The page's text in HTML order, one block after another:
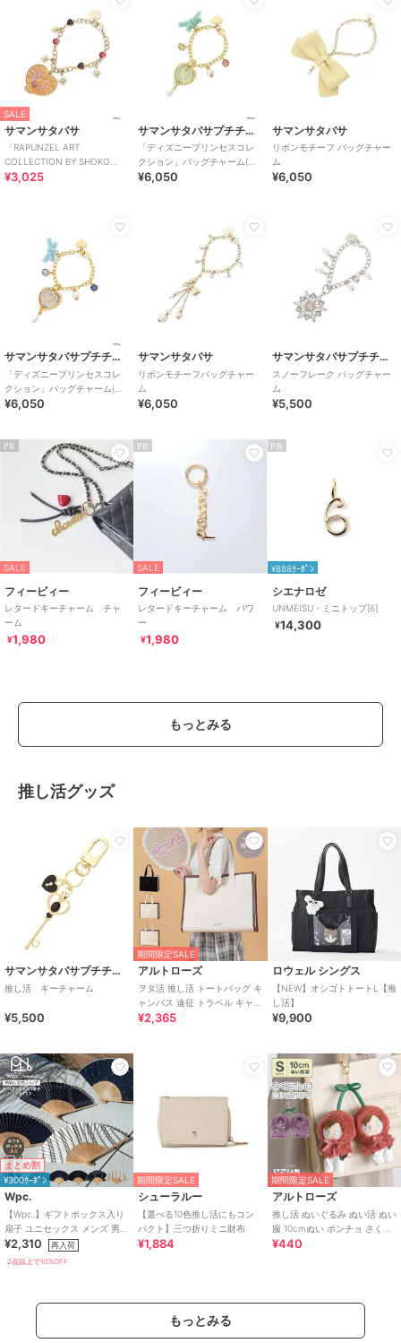
SALE
サマンサタバサ
「RAPUNZEL ART
COLLECTION BY SHOKO
NAKAGAWA」バッグチャーム
¥3,025
サマンサタバサプチチョイス
「ディズニープリンセスコレ
クション」バッグチャーム(ア
リエル)
¥6,050
サマンサタバサ
リボンモチーフ バッグチャー
ム
¥6,050
サマンサタバサプチチョイス
「ディズニープリンセスコレ
クション」バッグチャーム(シ
ンデレラ)
¥6,050
サマンサタバサ
リボンモチーフバッグチャー
ム
¥6,050
サマンサタバサプチチョイス
スノーフレーク バッグチャー
ム
¥5,500
PR
SALE
フィービィー
レタードキーチャーム チャ
ーム
¥1,980
PR
SALE
フィービィー
レタードキーチャーム パワ
ー
¥1,980
PR
¥888ｸｰﾎﾟﾝ
シエナロゼ
UNMEISU・ミニトップ[6]
¥14,300
もっとみる
推し活グッズ
サマンサタバサプチチョイス
推し活 キーチャーム
¥5,500
期間限定SALE
アルトローズ
ヲタ活 推し活 トートバッグ キ
ャンバス 遠征 トラベル キャリ
ーオン
¥2,365
ロウェル シングス
【NEW】オシゴトトートL【推
し活】
¥9,900
まとめ割
¥300ｸｰﾎﾟﾝ
Wpc.
【Wpc.】ギフトボックス入り
扇子 ユニセックス メンズ 男性
プレゼント ギフト 扇子 うちわ
¥2,310 再入荷
2点以上で10%OFF
期間限定SALE
シューラルー
【選べる10色推し活にもコン
パクト】三つ折りミニ財布
¥1,884
期間限定SALE
アルトローズ
推し活 ぬいぐるみ ぬい活 ぬい
服 10cmぬい ポンチョ さくら
んぼ チェリー キーホルダー
¥440
もっとみる